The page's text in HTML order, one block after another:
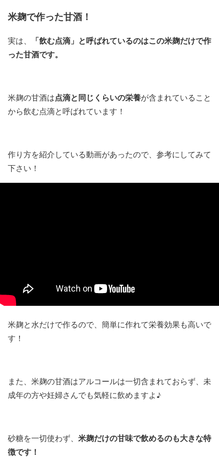
米麹で作った甘酒！
実は、
「飲む点滴」と呼ばれているのはこの米麹だけで作
った甘酒です。
米麹の甘酒は点滴と同じくらいの栄養が含まれていること
から飲む点滴と呼ばれています！
作り方を紹介している動画があったので、参考にしてみて
下さい！
米麹と水だけで作るので、簡単に作れて栄養効果も高いで
す！
また、米麹の甘酒はアルコールは一切含まれておらず、未
成年の方や妊婦さんでも気軽に飲めますよ♪
砂糖を一切使わず、 米麹だけの甘味で飲めるのも大きな特
徴です！